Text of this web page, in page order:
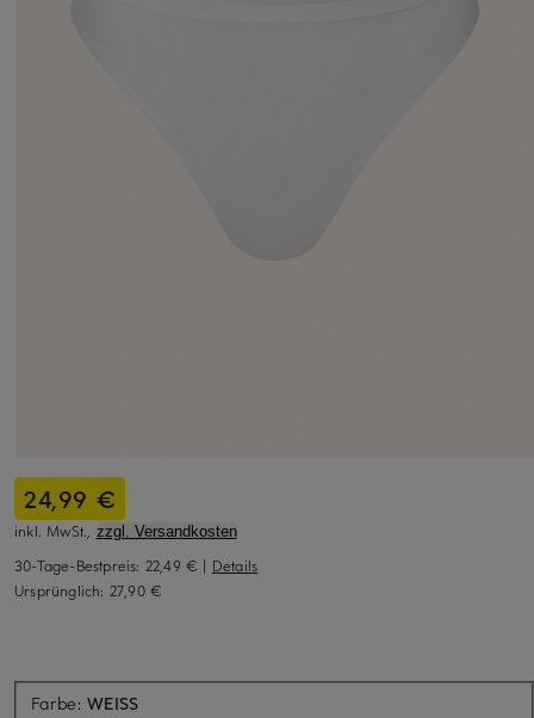
24,99 €
inkl. MwSt., zzgl. Versandkosten
30-Tage-Bestpreis: 22,49 € | Details
Ursprünglich: 27,90 €
Farbe:WEISS